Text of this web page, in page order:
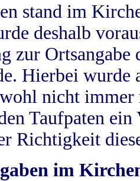
stand im
deshalb
zur
Hierbei wurde
nicht
Taufpaten
Richtigkeit
im